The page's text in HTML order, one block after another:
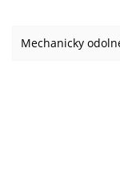
Mechanicky